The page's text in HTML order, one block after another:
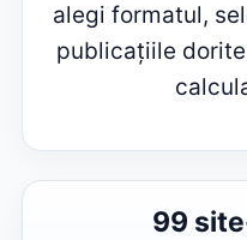
alegi formatul,
publicațiile
99